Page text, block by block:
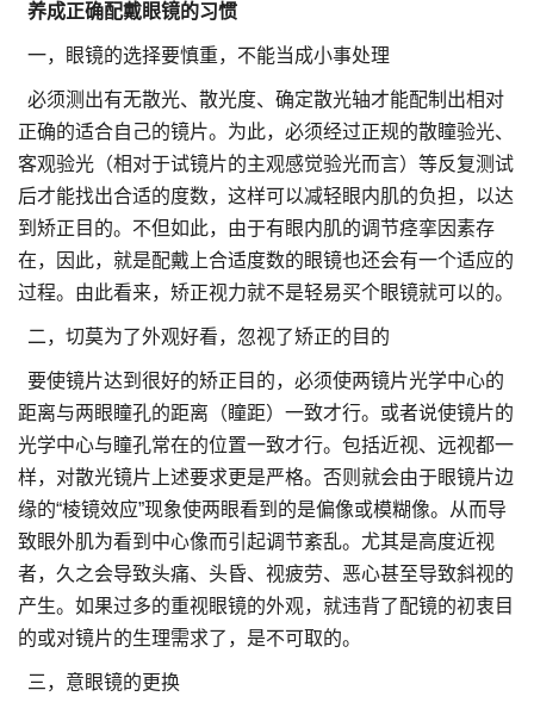
养成正确配戴眼镜的习惯
一，眼镜的选择要慎重，不能当成小事处理
必须测出有无散光、散光度、确定散光轴才能配制出相对
正确的适合自己的镜片。为此，必须经过正规的散瞳验光、
客观验光（相对于试镜片的主观感觉验光而言）等反复测试
后才能找出合适的度数，这样可以减轻眼内肌的负担，以达
到矫正目的。不但如此，由于有眼内肌的调节痉挛因素存
在，因此，就是配戴上合适度数的眼镜也还会有一个适应的
过程。由此看来，矫正视力就不是轻易买个眼镜就可以的。
二，切莫为了外观好看，忽视了矫正的目的
要使镜片达到很好的矫正目的，必须使两镜片光学中心的
距离与两眼瞳孔的距离（瞳距）一致才行。或者说使镜片的
光学中心与瞳孔常在的位置一致才行。包括近视、远视都一
样，对散光镜片上述要求更是严格。否则就会由于眼镜片边
缘的“棱镜效应”现象使两眼看到的是偏像或模糊像。从而导
致眼外肌为看到中心像而引起调节紊乱。尤其是高度近视
者，久之会导致头痛、头昏、视疲劳、恶心甚至导致斜视的
产生。如果过多的重视眼镜的外观，就违背了配镜的初衷目
的或对镜片的生理需求了，是不可取的。
三，意眼镜的更换